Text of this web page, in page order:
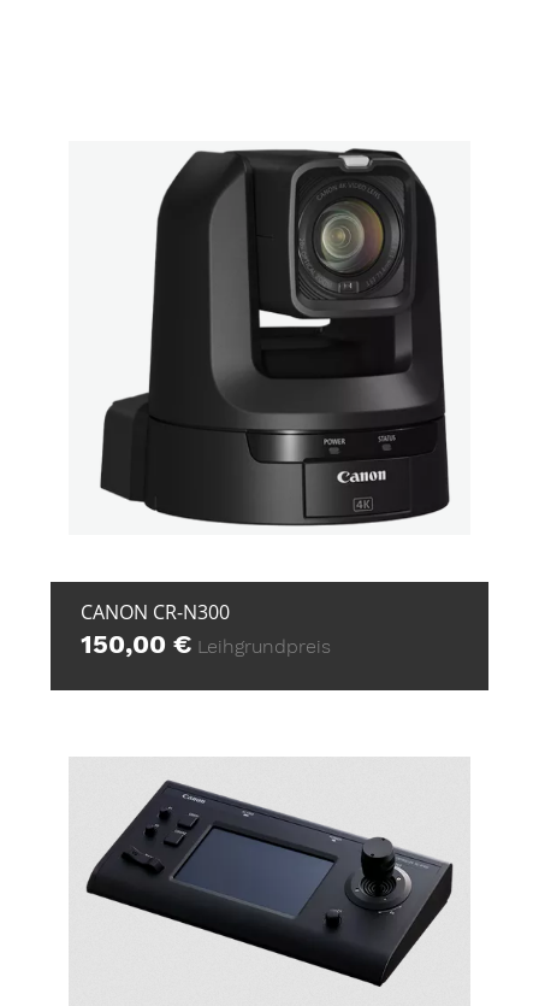
CANON CR-N300
150,00€ Leihgrundpreis